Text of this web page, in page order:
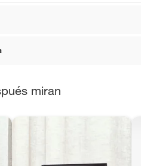
que cuentan con
de hormigón, morteros, yeso
miran